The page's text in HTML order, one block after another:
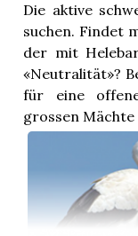
Die aktive
suchen. Findet
der mit
«Neutralität»?
für eine
grossen Mächte